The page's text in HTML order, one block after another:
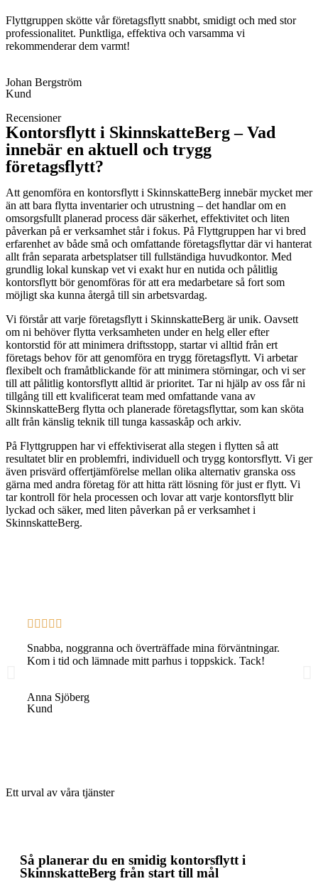
Flyttgruppen skötte vår företagsflytt snabbt, smidigt och med stor
professionalitet. Punktliga, effektiva och varsamma vi
rekommenderar dem varmt!
Johan Bergström
Kund
Recensioner
Kontorsflytt i SkinnskatteBerg – Vad
innebär en aktuell och trygg
företagsflytt?
Att genomföra en kontorsflytt i SkinnskatteBerg innebär mycket mer
än att bara flytta inventarier och utrustning – det handlar om en
omsorgsfullt planerad process där säkerhet, effektivitet och liten
påverkan på er verksamhet står i fokus. På Flyttgruppen har vi bred
erfarenhet av både små och omfattande företagsflyttar där vi hanterat
allt från separata arbetsplatser till fullständiga huvudkontor. Med
grundlig lokal kunskap vet vi exakt hur en nutida och pålitlig
kontorsflytt bör genomföras för att era medarbetare så fort som
möjligt ska kunna återgå till sin arbetsvardag.
Vi förstår att varje företagsflytt i SkinnskatteBerg är unik. Oavsett
om ni behöver flytta verksamheten under en helg eller efter
kontorstid för att minimera driftsstopp, startar vi alltid från ert
företags behov för att genomföra en trygg företagsflytt. Vi arbetar
flexibelt och framåtblickande för att minimera störningar, och vi ser
till att pålitlig kontorsflytt alltid är prioritet. Tar ni hjälp av oss får ni
tillgång till ett kvalificerat team med omfattande vana av
SkinnskatteBerg flytta och planerade företagsflyttar, som kan sköta
allt från känslig teknik till tunga kassaskåp och arkiv.
På Flyttgruppen har vi effektiviserat alla stegen i flytten så att
resultatet blir en problemfri, individuell och trygg kontorsflytt. Vi ger
även prisvärd offertjämförelse mellan olika alternativ granska oss
gärna med andra företag för att hitta rätt lösning för just er flytt. Vi
tar kontroll för hela processen och lovar att varje kontorsflytt blir
lyckad och säker, med liten påverkan på er verksamhet i
SkinnskatteBerg.
Snabba, noggranna och överträffade mina förväntningar.
Kom i tid och lämnade mitt parhus i toppskick. Tack!
Anna Sjöberg
Kund
Ett urval av våra tjänster
Så planerar du en smidig kontorsflytt i
SkinnskatteBerg från start till mål